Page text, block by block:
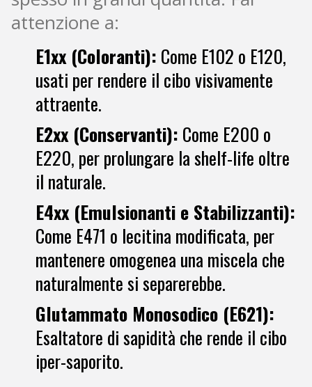
attenzione a:
E1xx (Coloranti): Come E102 o E120,
usati per rendere il cibo visivamente
attraente.
E2xx (Conservanti): Come E200 o
E220, per prolungare la shelf-life oltre
il naturale.
E4xx (Emulsionanti e Stabilizzanti):
Come E471 o lecitina modificata, per
mantenere omogenea una miscela che
naturalmente si separerebbe.
Glutammato Monosodico (E621):
Esaltatore di sapidità che rende il cibo
iper-saporito.